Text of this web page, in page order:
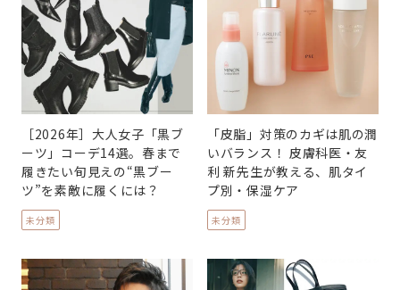
［2026年］大人女子「黒ブ
ーツ」コーデ14選。春まで
履きたい旬見えの“黒ブー
ツ”を素敵に履くには？
未分類
「皮脂」対策のカギは肌の潤
いバランス！ 皮膚科医・友
利 新先生が教える、肌タイ
プ別・保湿ケア
未分類